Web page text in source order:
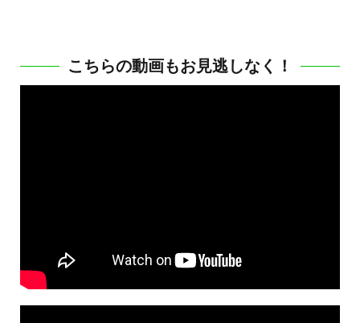
こちらの動画もお見逃しなく！